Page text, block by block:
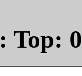
Top: 0